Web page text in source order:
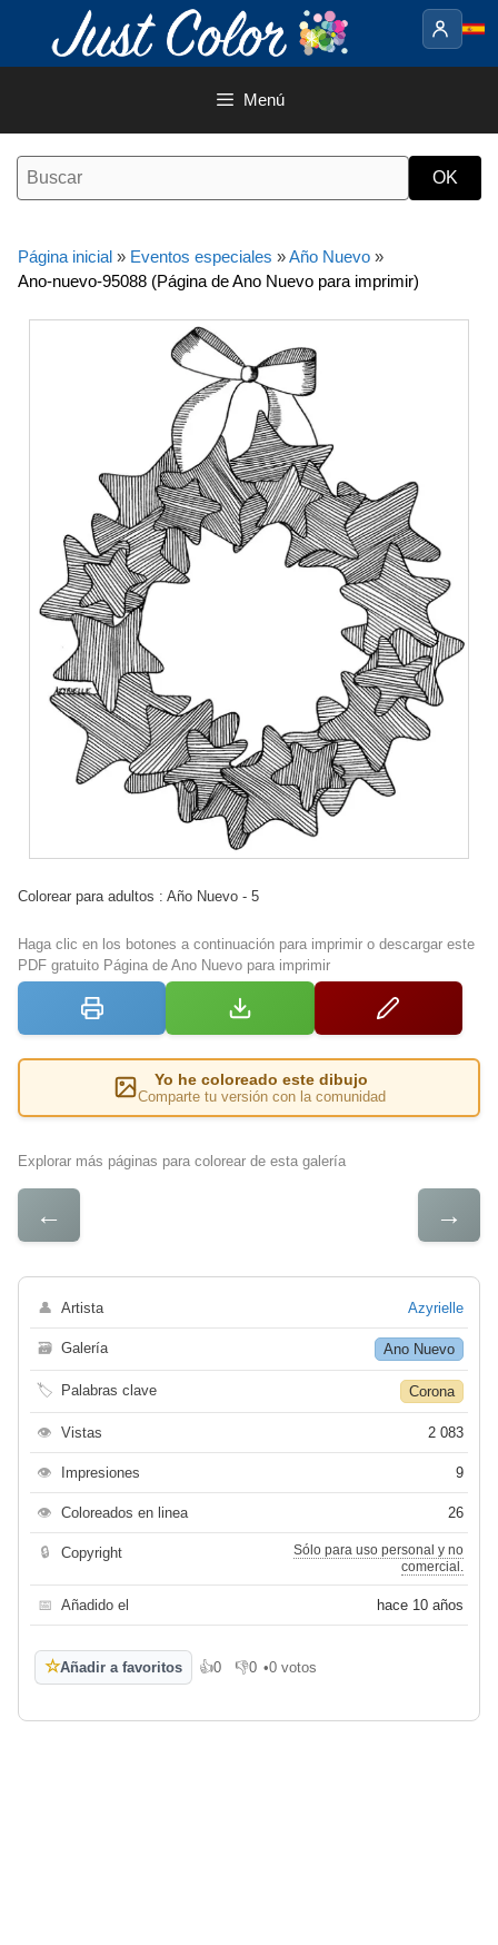
contenido
Menú
Página inicial » Eventos especiales »Año Nuevo »
Ano-nuevo-95088 (Página de Ano Nuevo para imprimir)
Colorear para adultos : Año Nuevo - 5
Haga clic en los botones a continuación para imprimir o descargar este
PDF gratuito Página de Ano Nuevo para imprimir
Yo he coloreado este dibujo
Comparte tu versión con la comunidad
Explorar más páginas para colorear de esta galería
← →
👤 Artista Azyrielle
🗃 Galería Ano Nuevo
🏷 Palabras clave Corona
👁 Vistas 2 083
👁 Impresiones 9
👁 Coloreados en linea 26
🔒 Copyright
Sólo para uso personal y no
comercial.
📅 Añadido el hace 10 años
☆Añadir a favoritos 👍0
Me gusta
👎0
No me gusta
•0 votos